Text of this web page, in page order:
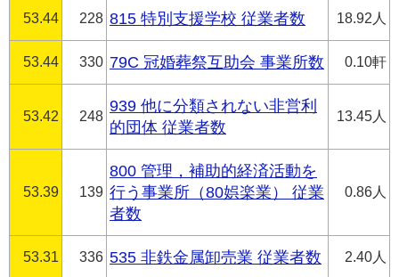
53.44 228 815 特別支援学校 従業者数 18.92人
53.44 330 79C 冠婚葬祭互助会 事業所数 0.10軒
53.42 248
939 他に分類されない非営利
的団体 従業者数
13.45人
53.39 139
800 管理，補助的経済活動を
行う事業所（80娯楽業） 従業
者数
0.86人
53.31 336 535 非鉄金属卸売業 従業者数 2.40人